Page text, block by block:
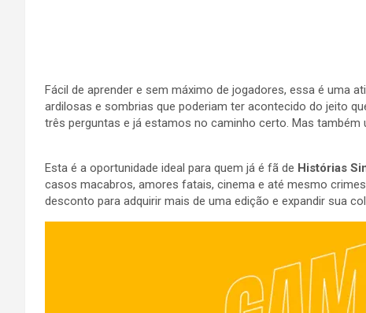
Fácil de aprender e sem máximo de jogadores, essa é uma
ardilosas e sombrias que poderiam ter acontecido do jeito
três perguntas e já estamos no caminho certo. Mas
Esta é a oportunidade ideal para quem já é fã de Histórias
casos macabros, amores fatais, cinema e até mesmo
desconto para adquirir mais de uma edição e expandir sua